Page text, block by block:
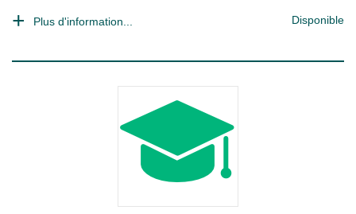
Plus d'information... Disponible